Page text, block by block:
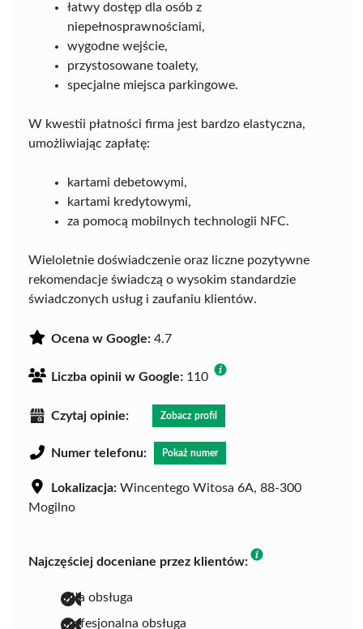
łatwy dostęp dla osób z
niepełnosprawnościami,
wygodne wejście,
przystosowane toalety,
specjalne miejsca parkingowe.
W kwestii płatności firma jest bardzo elastyczna,
umożliwiając zapłatę:
kartami debetowymi,
kartami kredytowymi,
za pomocą mobilnych technologii NFC.
Wieloletnie doświadczenie oraz liczne pozytywne
rekomendacje świadczą o wysokim standardzie
świadczonych usług i zaufaniu klientów.
Ocena w Google: 4.7
Liczba opinii w Google: 110
Czytaj opinie: Zobacz profil
Numer telefonu: Pokaż numer
Lokalizacja: Wincentego Witosa 6A, 88-300
Mogilno
Najczęściej doceniane przez klientów:
miła obsługa
profesjonalna obsługa